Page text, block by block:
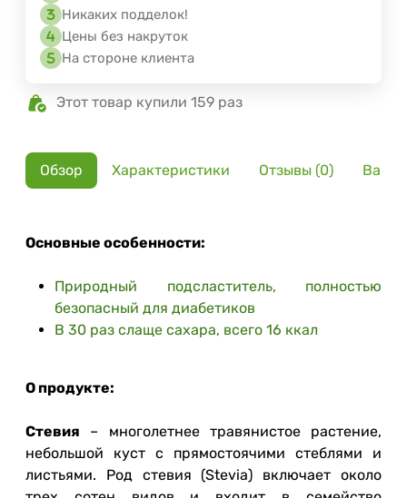
Никаких подделок!
Цены без накруток
На стороне клиента
Этот товар купили 159 раз
Обзор Характеристики Отзывы (0)
Основные особенности:
Природный подсластитель, полностью
безопасный для диабетиков
В 30 раз слаще сахара, всего 16 ккал
О продукте:
Стевия – многолетнее травянистое растение,
небольшой куст с прямостоячими стеблями и
листьями. Род стевия (Stevia) включает около